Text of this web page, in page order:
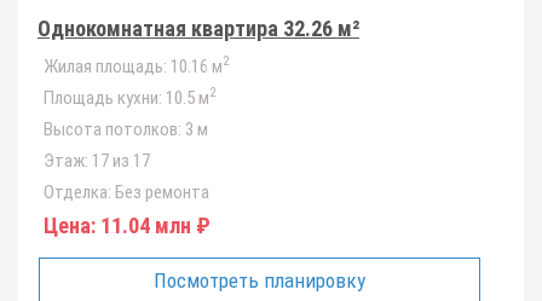
Однокомнатная квартира 32.26 м²
Жилая площадь: 10.16 м2
Площадь кухни: 10.5 м2
Высота потолков: 3 м
Этаж: 17 из 17
Отделка: Без ремонта
Цена: 11.04 млн ₽
Посмотреть планировку